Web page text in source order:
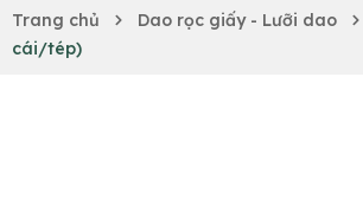
Trang chủ Dao rọc giấy - Lưỡi dao
cái/tép)